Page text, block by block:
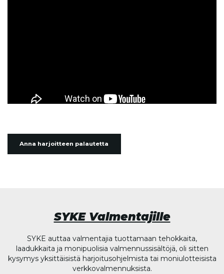
Anna harjoitteen palautetta
SYKE Valmentajille
SYKE auttaa valmentajia tuottamaan tehokkaita,
laadukkaita ja monipuolisia valmennussisältöjä, oli sitten
kysymys yksittäisistä harjoitusohjelmista tai moniulotteisista
verkkovalmennuksista.